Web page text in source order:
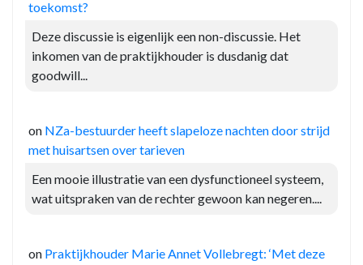
toekomst?
Deze discussie is eigenlijk een non-discussie. Het
inkomen van de praktijkhouder is dusdanig dat
goodwill...
on NZa-bestuurder heeft slapeloze nachten door strijd
met huisartsen over tarieven
Een mooie illustratie van een dysfunctioneel systeem,
wat uitspraken van de rechter gewoon kan negeren....
on Praktijkhouder Marie Annet Vollebregt: ‘Met deze